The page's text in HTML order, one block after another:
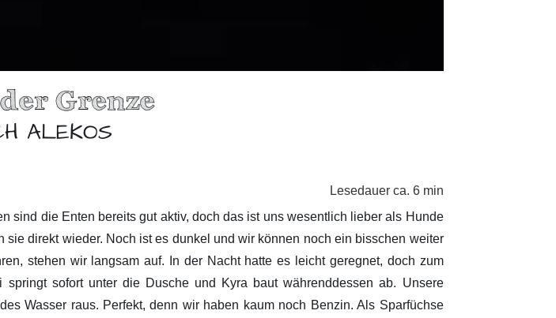
Grenze
ALEKOS
Lesedauer ca. 6 min
sind die Enten bereits gut aktiv, doch das ist uns wesentlich lieber als Hunde
direkt wieder. Noch ist es dunkel und wir können noch ein bisschen weiter
stehen wir langsam auf. In der Nacht hatte es leicht geregnet, doch zum
sofort unter die Dusche und Kyra baut währenddessen ab. Unsere
Wasser raus. Perfekt, denn wir haben kaum noch Benzin. Als Sparfüchse